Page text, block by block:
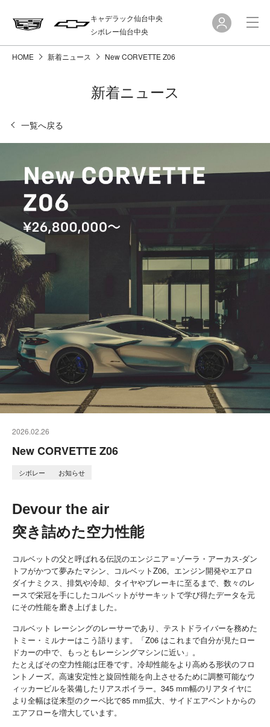
キャデラック仙台中央
シボレー仙台中央
HOME 新着ニュース New CORVETTE Z06
新着ニュース
一覧へ戻る
2026.02.26
New CORVETTE Z06
シボレー お知らせ
Devour the air
突き詰めた空力性能
コルベットの父と呼ばれる伝説のエンジニア＝ゾーラ・アーカス-ダン
トフがかつて夢みたマシン、コルベットZ06。エンジン開発やエアロ
ダイナミクス、排気や冷却、タイヤやブレーキに至るまで、数々のレ
ースで栄冠を手にしたコルベットがサーキットで学び得たデータを元
にその性能を磨き上げました。
コルベット レーシングのレーサーであり、テストドライバーを務めた
トミー・ミルナーはこう語ります。「Z06 はこれまで自分が見たロー
ドカーの中で、もっともレーシングマシンに近い」。
たとえばその空力性能は圧巻です。冷却性能をより高める形状のフロ
ントノーズ。高速安定性と旋回性能を向上させるために調整可能なウ
ィッカービルを装備したリアスポイラー。345 mm幅のリアタイヤに
より全幅は従来型のクーペ比で85 mm拡大、サイドエアベントからの
エアフローを増大しています。